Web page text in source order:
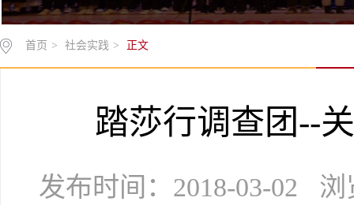
首页 > 社会实践 > 正文
踏莎行调查团--
发布时间：2018-03-02 浏